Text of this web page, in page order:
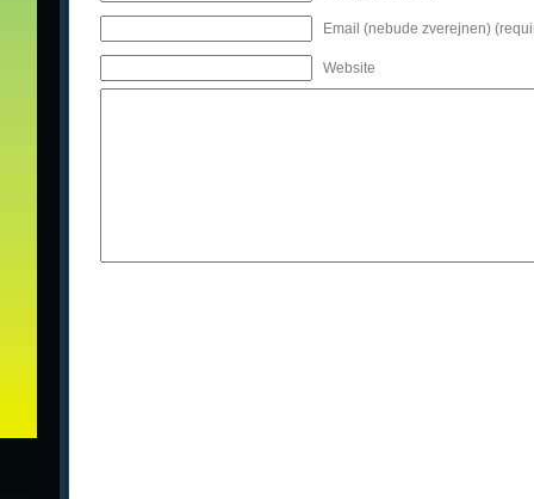
Email (nebude zverejnen)
Website